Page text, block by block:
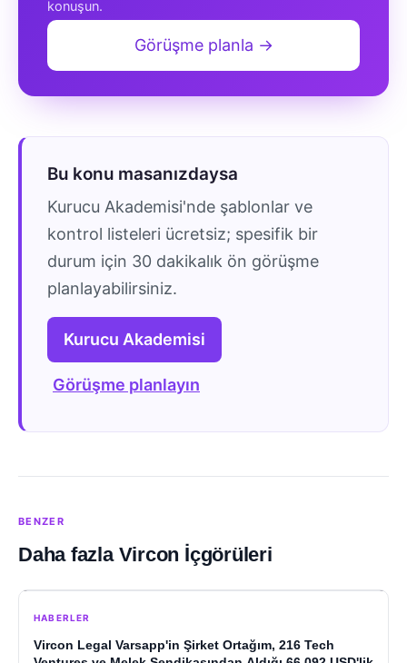
konuşun.
Görüşme planla →
Bu konu masanızdaysa
Kurucu Akademisi'nde şablonlar ve
kontrol listeleri ücretsiz; spesifik bir
durum için 30 dakikalık ön görüşme
planlayabilirsiniz.
Kurucu Akademisi
Görüşme planlayın
BENZER
Daha fazla Vircon İçgörüleri
HABERLER
Vircon Legal Varsapp'in Şirket Ortağım, 216 Tech